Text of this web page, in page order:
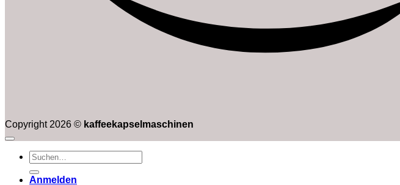
Copyright 2026 © kaffeekapselmaschinen
Suchen
nach:
Anmelden